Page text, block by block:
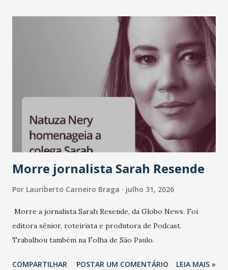
LinkedIn, VISA, Grupo 3corações, TikTok e M. Dias Branco.
A nova edição chega em um momento em que autenticidade
e consistência ganham peso nas conversas sobre marca,
liderança e estratégia. - Vivemos um momento em que todo
mundo fala muito e poucos entregam de verdade. O NM2B
sempre existiu para dar palco a quem constrói com
consistência, e nesta edição isso fica ainda mais claro.
Vamos reforçar que ser genuíno sustenta a confiança entre
marcas, pessoas e mercado", afirma Tamires So...
Morre jornalista Sarah Resende
Por Lauriberto Carneiro Braga julho 31, 2026
Morre a jornalista Sarah Resende, da Globo News. Foi
editora sênior, roteirista e produtora de Podcast.
Trabalhou também na Folha de São Paulo.
COMPARTILHAR POSTAR UM COMENTÁRIO LEIA MAIS »